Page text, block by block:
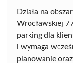
Działa na
Wrocławskiej
parking dla
i wymaga
planowanie